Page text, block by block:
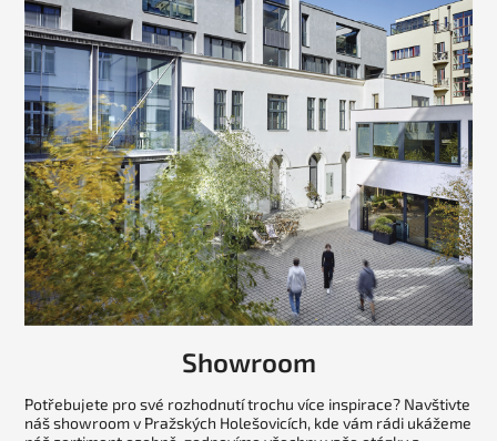
Showroom
Potřebujete pro své rozhodnutí trochu více inspirace? Navštivte
náš showroom v Pražských Holešovicích, kde vám rádi ukážeme